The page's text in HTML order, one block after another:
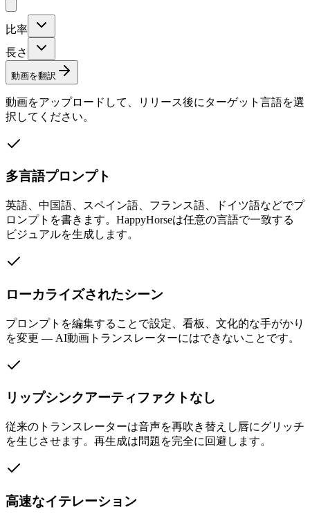
比率
長さ
動画を翻訳
動画をアップロードして、リリース後にターゲット言語を選
択してください。
多言語プロンプト
英語、中国語、スペイン語、フランス語、ドイツ語などでプ
ロンプトを書きます。HappyHorseは任意の言語で一致する
ビジュアルを生成します。
ローカライズされたシーン
プロンプトを編集することで設定、看板、文化的な手がかり
を変更 — AI動画トランスレーターにはできないことです。
リップシンクアーティファクトなし
従来のトランスレーターは音声を再吹き替えし唇にグリッチ
を生じさせます。再生成は問題を完全に回避します。
高速なイテレーション